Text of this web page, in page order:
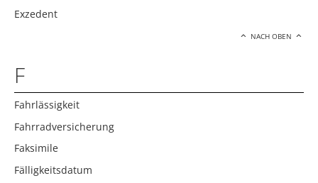
Exzedent
NACH OBEN
F
Fahrlässigkeit
Fahrradversicherung
Faksimile
Fälligkeitsdatum